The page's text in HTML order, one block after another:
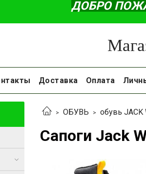
ДОБРО
Доставка Оплата
ОБУВЬ обувь JACK
Сапоги Jack